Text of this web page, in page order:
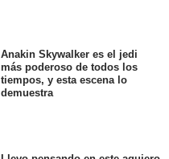
Anakin Skywalker es el jedi
más poderoso de todos los
tiempos, y esta escena lo
demuestra